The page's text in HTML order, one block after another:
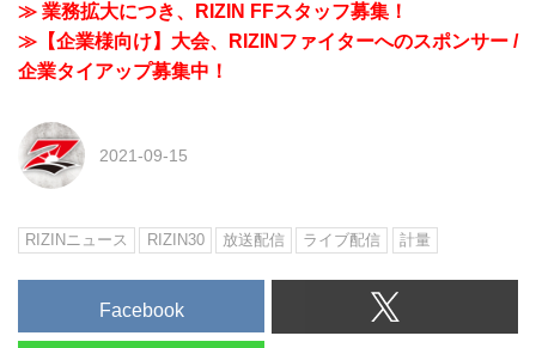
≫ 業務拡大につき、RIZIN FFスタッフ募集！
≫【企業様向け】大会、RIZINファイターへのスポンサー /
企業タイアップ募集中！
2021-09-15
RIZINニュース RIZIN30 放送配信 ライブ配信 計量
Facebook